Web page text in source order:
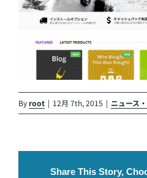
By root | 12月 7th, 2015 | ニュース
Share This Story,